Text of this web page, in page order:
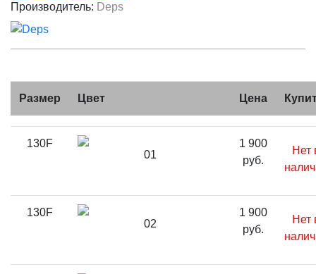
Производитель: Deps
Размер Цвет Цена
130F
01
1 900
руб.
Нет
130F
02
1 900
руб.
Нет